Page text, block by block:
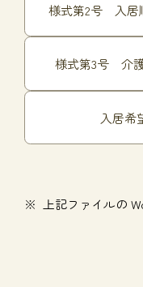
様式第2号 入居
様式第3号 介護
入居希
上記ファイルの